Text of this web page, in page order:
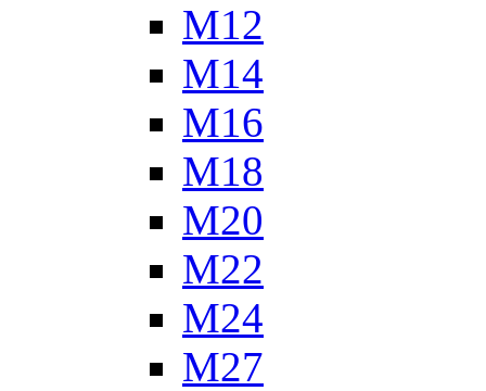
М12
М14
М16
М18
М20
М22
М24
М27